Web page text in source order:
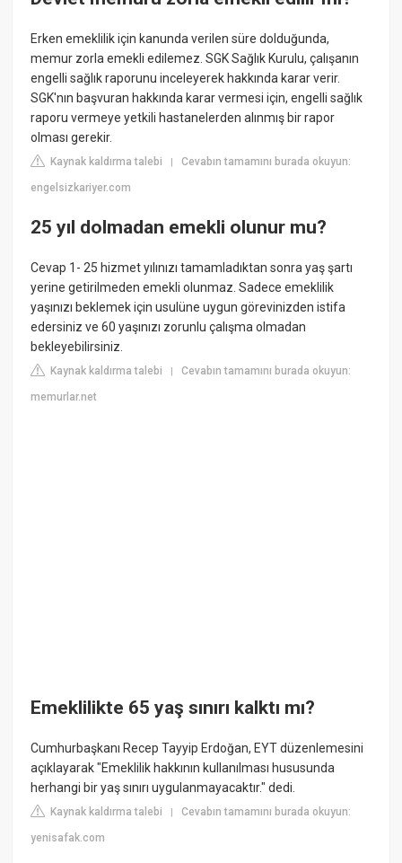
Erken emeklilik için kanunda verilen süre dolduğunda,
memur zorla emekli edilemez. SGK Sağlık Kurulu, çalışanın
engelli sağlık raporunu inceleyerek hakkında karar verir.
SGK'nın başvuran hakkında karar vermesi için, engelli sağlık
raporu vermeye yetkili hastanelerden alınmış bir rapor
olması gerekir.
Kaynak kaldırma talebi |Cevabın tamamını burada okuyun:
engelsizkariyer.com
25 yıl dolmadan emekli olunur mu?
Cevap 1- 25 hizmet yılınızı tamamladıktan sonra yaş şartı
yerine getirilmeden emekli olunmaz. Sadece emeklilik
yaşınızı beklemek için usulüne uygun görevinizden istifa
edersiniz ve 60 yaşınızı zorunlu çalışma olmadan
bekleyebilirsiniz.
Kaynak kaldırma talebi |Cevabın tamamını burada okuyun:
memurlar.net
Emeklilikte 65 yaş sınırı kalktı mı?
Cumhurbaşkanı Recep Tayyip Erdoğan, EYT düzenlemesini
açıklayarak "Emeklilik hakkının kullanılması hususunda
herhangi bir yaş sınırı uygulanmayacaktır." dedi.
Kaynak kaldırma talebi |Cevabın tamamını burada okuyun:
yenisafak.com